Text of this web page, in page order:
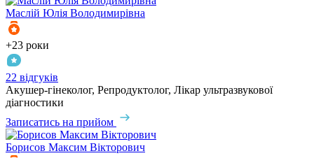
Маслій Юлія Володимирівна
+23 роки
22 відгуків
Акушер-гінеколог, Репродуктолог, Лікар ультразвукової
діагностики
Записатись на прийом
Борисов Максим Вікторович